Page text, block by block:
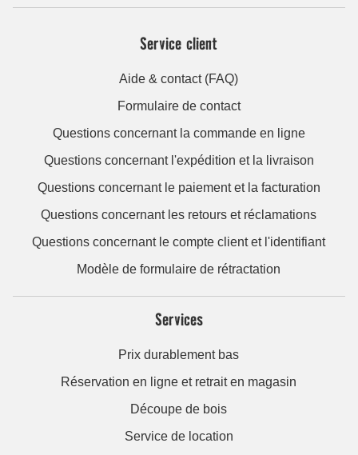
Service client
Aide & contact (FAQ)
Formulaire de contact
Questions concernant la commande en ligne
Questions concernant l'expédition et la livraison
Questions concernant le paiement et la facturation
Questions concernant les retours et réclamations
Questions concernant le compte client et l'identifiant
Modèle de formulaire de rétractation
Services
Prix durablement bas
Réservation en ligne et retrait en magasin
Découpe de bois
Service de location